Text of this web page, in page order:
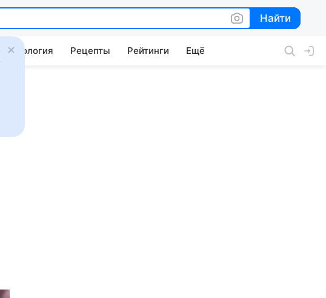
Найти
Найти
Психология Рецепты Рейтинги Ещё